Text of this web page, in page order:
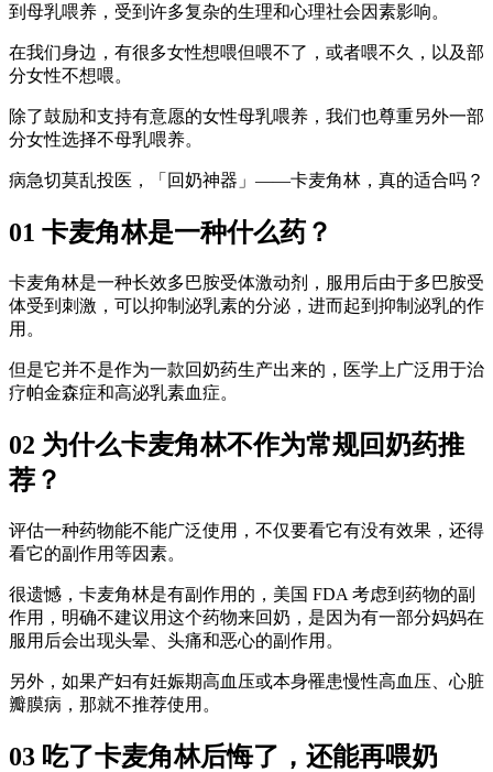
到母乳喂养，受到许多复杂的生理和心理社会因素影响。
在我们身边，有很多女性想喂但喂不了，或者喂不久，以及部
分女性不想喂。
除了鼓励和支持有意愿的女性母乳喂养，我们也尊重另外一部
分女性选择不母乳喂养。
病急切莫乱投医，「回奶神器」——卡麦角林，真的适合吗？
01 卡麦角林是一种什么药？
卡麦角林是一种长效多巴胺受体激动剂，服用后由于多巴胺受
体受到刺激，可以抑制泌乳素的分泌，进而起到抑制泌乳的作
用。
但是它并不是作为一款回奶药生产出来的，医学上广泛用于治
疗帕金森症和高泌乳素血症。
02 为什么卡麦角林不作为常规回奶药推
荐？
评估一种药物能不能广泛使用，不仅要看它有没有效果，还得
看它的副作用等因素。
很遗憾，卡麦角林是有副作用的，美国 FDA 考虑到药物的副
作用，明确不建议用这个药物来回奶，是因为有一部分妈妈在
服用后会出现头晕、头痛和恶心的副作用。
另外，如果产妇有妊娠期高血压或本身罹患慢性高血压、心脏
瓣膜病，那就不推荐使用。
03 吃了卡麦角林后悔了，还能再喂奶